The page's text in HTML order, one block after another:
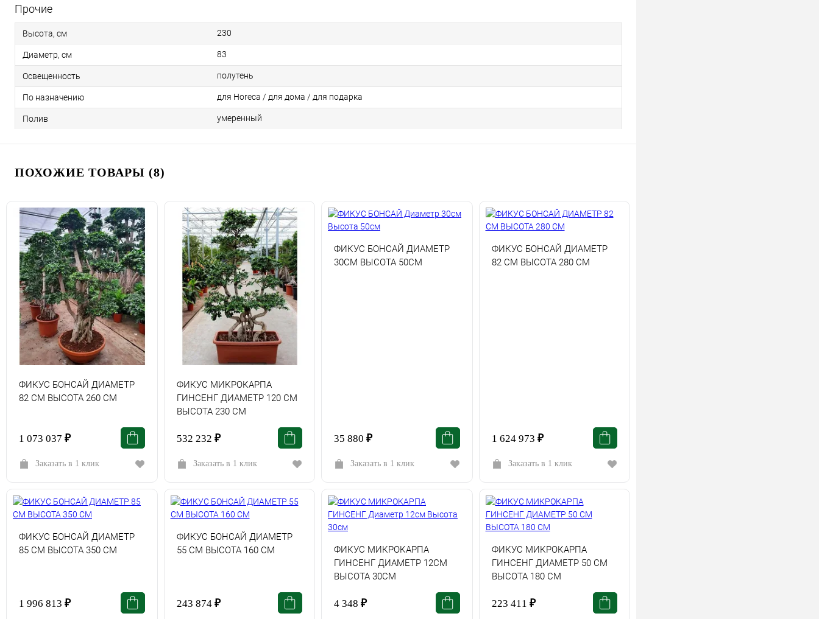
Прочие
Высота, см 230
Диаметр, см 83
Освещенность полутень
По назначению для Horeca / для дома / для подарка
Полив умеренный
ПОХОЖИЕ ТОВАРЫ (8)
ФИКУС БОНСАЙ ДИАМЕТР
82 СМ ВЫСОТА 260 СМ
1 073 037 ₽
Заказать в 1 клик
ФИКУС МИКРОКАРПА
ГИНСЕНГ ДИАМЕТР 120 СМ
ВЫСОТА 230 СМ
532 232 ₽
Заказать в 1 клик
ФИКУС БОНСАЙ ДИАМЕТР
30СМ ВЫСОТА 50СМ
35 880 ₽
Заказать в 1 клик
ФИКУС БОНСАЙ ДИАМЕТР
82 СМ ВЫСОТА 280 СМ
1 624 973 ₽
Заказать в 1 клик
ФИКУС БОНСАЙ ДИАМЕТР
85 СМ ВЫСОТА 350 СМ
1 996 813 ₽
ФИКУС БОНСАЙ ДИАМЕТР
55 СМ ВЫСОТА 160 СМ
243 874 ₽
ФИКУС МИКРОКАРПА
ГИНСЕНГ ДИАМЕТР 12СМ
ВЫСОТА 30СМ
4 348 ₽
ФИКУС МИКРОКАРПА
ГИНСЕНГ ДИАМЕТР 50 СМ
ВЫСОТА 180 СМ
223 411 ₽